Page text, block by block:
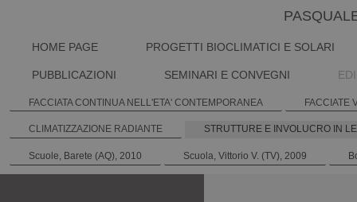
HOME PAGE PROGETTI BIOCLIMATICI E SOLARI
PUBBLICAZIONI SEMINARI E CONVEGNI
FACCIATA CONTINUA NELL'ETA' CONTEMPORANEA FACCIATE
CLIMATIZZAZIONE RADIANTE STRUTTURE E INVOLUCRO IN
Scuole, Barete (AQ), 2010 Scuola, Vittorio V. (TV), 2009